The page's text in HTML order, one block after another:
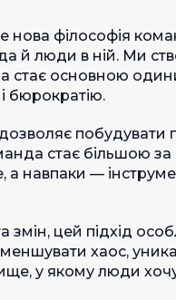
філософія
й люди в ній. Ми
стає основною
бюрократію.
стає більшою за
а навпаки —
змін, цей підхід
хаос,
у якому люди